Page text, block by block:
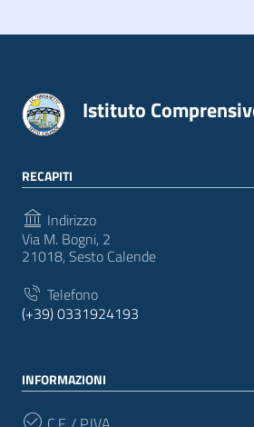
Istituto
RECAPITI
Indirizzo
Via M. Bogni, 2
21018, Sesto Calende
Telefono
(+39) 0331924193
INFORMAZIONI